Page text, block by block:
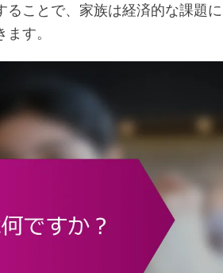
ことで、家族は経済的な課題に
す。